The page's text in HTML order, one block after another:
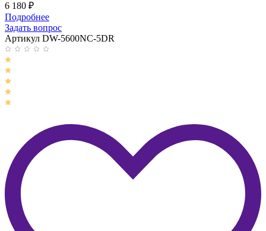
6 180 ₽
Подробнее
Задать вопрос
Артикул DW-5600NC-5DR